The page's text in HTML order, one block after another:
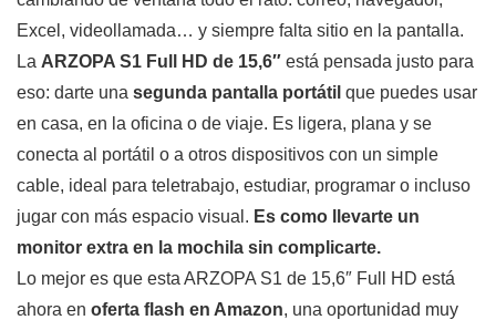
Excel, videollamada… y siempre falta sitio en la pantalla.
La ARZOPA S1 Full HD de 15,6″ está pensada justo para
eso: darte una segunda pantalla portátil que puedes usar
en casa, en la oficina o de viaje. Es ligera, plana y se
conecta al portátil o a otros dispositivos con un simple
cable, ideal para teletrabajo, estudiar, programar o incluso
jugar con más espacio visual. Es como llevarte un
monitor extra en la mochila sin complicarte.
Lo mejor es que esta ARZOPA S1 de 15,6″ Full HD está
ahora en oferta flash en Amazon, una oportunidad muy